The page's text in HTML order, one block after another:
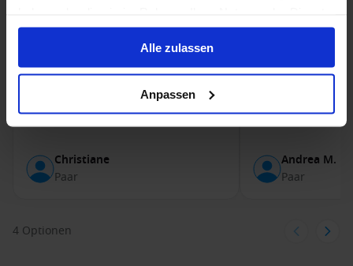
gesammelt haben.
Alle zulassen
Anpassen
super nettes Personal, für jeden
Geschmack etwas dabei
Christiane
Paar
Schiff nicht zu
restaurant and
Andrea M.
Paar
4 Optionen